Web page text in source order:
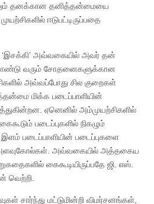
தனக்கான தனித்தன்மையை
ஈடுபட்டிருப்பதை
‘இசக்கி’ அவ்வகையில் அவர் தன்
வரும் சோதனைகளுக்கான
அவ்வப்போது சில குறைகள்
மிக்க படைப்பாளியின்
ஏனெனில் அம்முயற்சிகளில்
படைப்புகளில் நிகழும்
படைப்பாளியின் படைப்புகளை
அளவுகோல்கள். அவ்வகையில் அத்தகைய
கைகூடியிருப்பதே ஜி. எஸ்.
வெற்றி.
சார்ந்து மட்டுமின்றி விமர்சனங்கள்,